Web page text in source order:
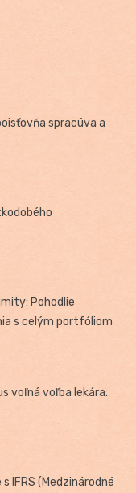
spracúva a
Pohodlie
s celým portfóliom
voľná voľba lekára:
IFRS (Medzinárodné